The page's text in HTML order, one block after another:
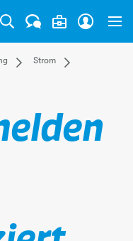
Dropdown Versorgung
Fernwärme
Wasser
Strom
Dropdown
Stromtarife
Einspeisetarife